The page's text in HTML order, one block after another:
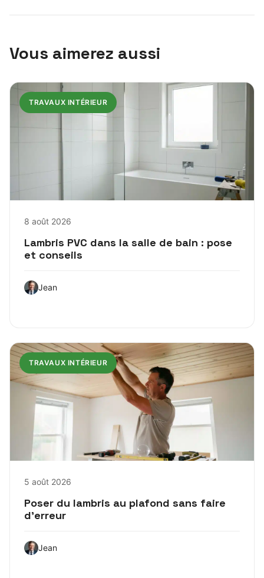
Vous aimerez aussi
TRAVAUX INTÉRIEUR
8 août 2026
Lambris PVC dans la salle de bain : pose
et conseils
Jean
TRAVAUX INTÉRIEUR
5 août 2026
Poser du lambris au plafond sans faire
d’erreur
Jean